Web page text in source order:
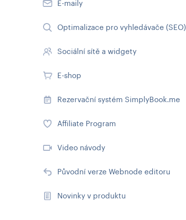
E-maily
Optimalizace pro vyhledávače (SEO)
Sociální sítě a widgety
E-shop
Rezervační systém SimplyBook.me
Affiliate Program
Video návody
Původní verze Webnode editoru
Novinky v produktu